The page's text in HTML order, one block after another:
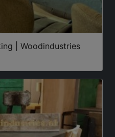
| Woodindustries